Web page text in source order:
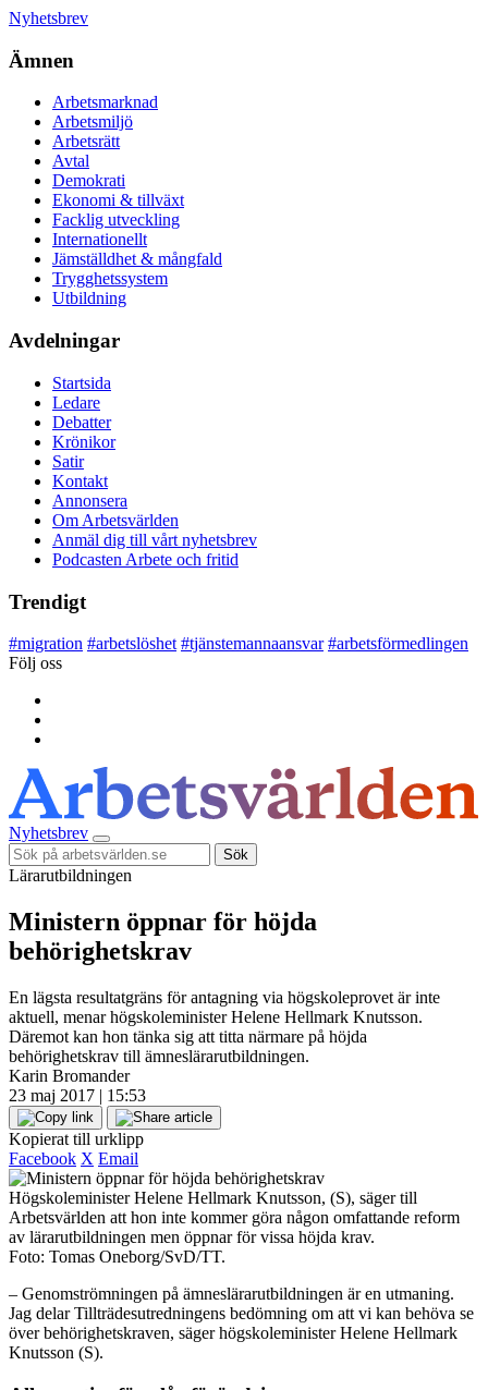
Nyhetsbrev
Ämnen
Arbetsmarknad
Arbetsmiljö
Arbetsrätt
Avtal
Demokrati
Ekonomi & tillväxt
Facklig utveckling
Internationellt
Jämställdhet & mångfald
Trygghetssystem
Utbildning
Avdelningar
Startsida
Ledare
Debatter
Krönikor
Satir
Kontakt
Annonsera
Om Arbetsvärlden
Anmäl dig till vårt nyhetsbrev
Podcasten Arbete och fritid
Trendigt
#migration #arbetslöshet #tjänstemannaansvar #arbetsförmedlingen
Följ oss
Nyhetsbrev
Sök
Lärarutbildningen
Ministern öppnar för höjda
behörighetskrav
En lägsta resultatgräns för antagning via högskoleprovet är inte
aktuell, menar högskoleminister Helene Hellmark Knutsson.
Däremot kan hon tänka sig att titta närmare på höjda
behörighetskrav till ämneslärarutbildningen.
Karin Bromander
23 maj 2017 | 15:53
Kopierat till urklipp
Facebook X Email
Högskoleminister Helene Hellmark Knutsson, (S), säger till
Arbetsvärlden att hon inte kommer göra någon omfattande reform
av lärarutbildningen men öppnar för vissa höjda krav.
Foto: Tomas Oneborg/SvD/TT.
– Genomströmningen på ämneslärarutbildningen är en utmaning.
Jag delar Tillträdesutredningens bedömning om att vi kan behöva se
över behörighetskraven, säger högskoleminister Helene Hellmark
Knutsson (S).